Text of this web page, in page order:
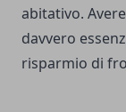
abitativo.
davvero
risparmio di